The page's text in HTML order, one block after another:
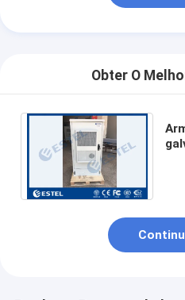
Obter O